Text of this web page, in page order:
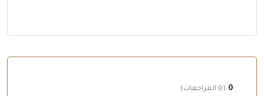
0 (0 المراجعات)